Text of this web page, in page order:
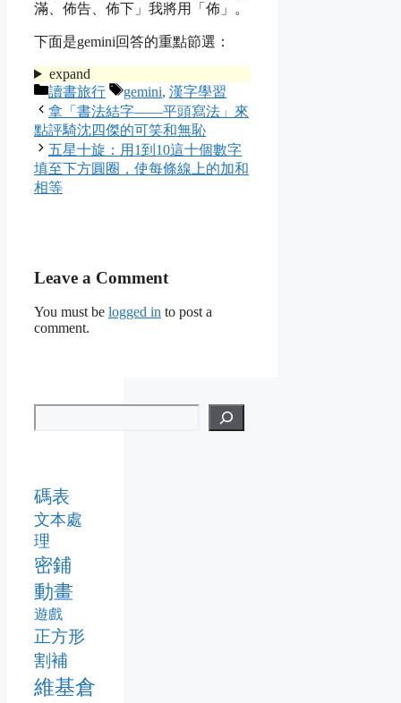
滿、佈告、佈下」我將用「佈」。
下面是gemini回答的重點節選：
expand
Categories
讀書旅行 Tags
gemini, 漢字學習
拿「書法結字——平頭寫法」來
點評騎沈四傑的可笑和無恥
五星十旋：用1到10這十個數字
填至下方圓圈，使每條線上的加和
相等
Leave a Comment
You must be logged in to post a
comment.
碼表
文本處
理
密鋪
動畫
遊戲
正方形
割補
維基倉